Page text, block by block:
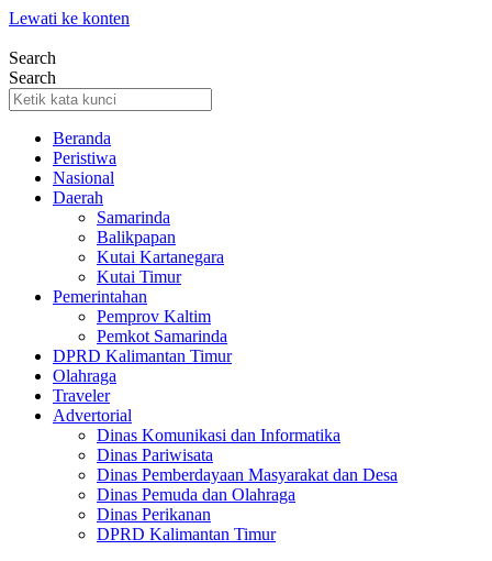
Lewati ke konten
Search
Search
Beranda
Peristiwa
Nasional
Daerah
Samarinda
Balikpapan
Kutai Kartanegara
Kutai Timur
Pemerintahan
Pemprov Kaltim
Pemkot Samarinda
DPRD Kalimantan Timur
Olahraga
Traveler
Advertorial
Dinas Komunikasi dan Informatika
Dinas Pariwisata
Dinas Pemberdayaan Masyarakat dan Desa
Dinas Pemuda dan Olahraga
Dinas Perikanan
DPRD Kalimantan Timur